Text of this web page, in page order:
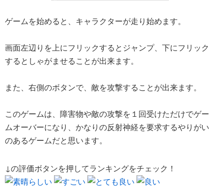
ゲームを始めると、キャラクターが走り始めます。
画面左辺りを上にフリックするとジャンプ、下にフリック
するとしゃがませることが出来ます。
また、右側のボタンで、敵を攻撃することが出来ます。
このゲームは、障害物や敵の攻撃を１回受けただけでゲー
ムオーバーになり、かなりの反射神経を要求するやりがい
のあるゲームだと思います。
↓の評価ボタンを押してランキングをチェック！